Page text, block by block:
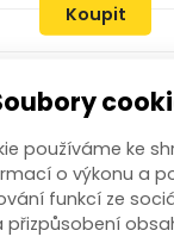
Koupit
používáme ke
o výkonu a
funkcí ze
přizpůsobení